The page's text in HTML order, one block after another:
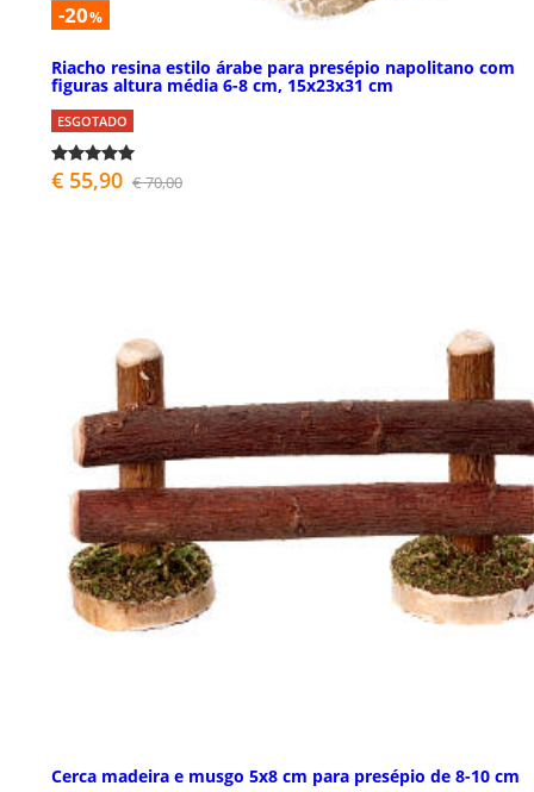
-20%
Riacho resina estilo árabe para presépio napolitano com
figuras altura média 6-8 cm, 15x23x31 cm
ESGOTADO
€ 55,90 € 70,00
Cerca madeira e musgo 5x8 cm para presépio de 8-10 cm